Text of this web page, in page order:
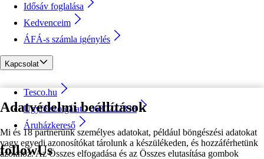
Adatvédelmi beállítások
Mi és 18 partnerünk személyes adatokat, például böngészési adatokat
vagy egyedi azonosítókat tárolunk a készülékeden, és hozzáférhetünk
azokhoz. Az Összes elfogadása és az Összes elutasítása gombok
Idősáv foglalása
Kedvenceim
ÁFÁ-s számla igénylés
Kapcsolat
Tesco.hu
Ügyfélszolgálat - 0680222333
Áruházkereső
followUs